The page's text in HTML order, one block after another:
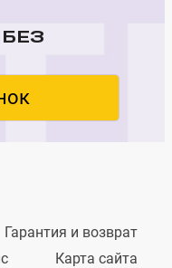
Гарантия и возврат
Карта сайта